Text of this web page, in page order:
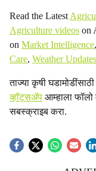
Read the Latest
Agriculture videos on
on Market Intelligence,
Care, Weather Updates
ताज्या कृषी घडामोडींसाठी
व्हॉट्सॲप आम्हाला
सबस्क्राइब करा.